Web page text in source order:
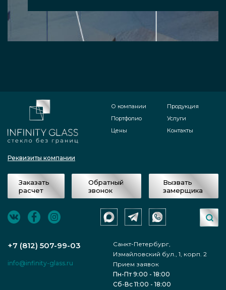
Реквизиты компании
О компании
Портфолио
Цены
Продукция
Услуги
Контакты
Заказать
расчет
Обратный
звонок
Вызвать
замерщика
+7 (812) 507-99-03
Санкт-Петербург,
Измайловский бул., 1, корп. 2
info@infinity-glass.ru
Прием заявок
Пн-Пт 9:00 - 18:00
Сб-Вс 11:00 - 18:00